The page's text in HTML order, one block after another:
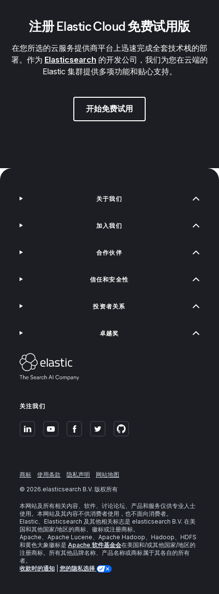
注册 Elastic Cloud 免费试用版
在您所选的云服务提供商平台上迅速完成全套技术栈的部
署。作为 Elasticsearch 的开发公司，我们为您在云端的
Elastic 集群提供多项功能和贴心支持。
开始免费试用
关注我们
关于我们
加入我们
合作伙伴
信任和安全性
投资者关系
卓越奖
商标 使用条款 隐私声明
网站地图
© 2026.elasticsearch B.V. 版权所有
本网站及所有相关内容、软件、讨论论坛、产品和服务仅供专业人士
使用。本网站及其内容不供消费者使用，也不面向消费者。
Elastic、Elasticsearch 及其他相关标志是 elasticsearch B.V. 在美
国和其他国家/地区的商标、徽标或注册商标。
Apache、Apache Lucene、Apache Hadoop、Hadoop、HDFS
和黄色大象徽标是 Apache 软件基金会在美国和/或其他国家/地区的
注册商标。所有其他品牌名称、产品名称或商标属于其各自的所有
者。
收款时的通知
您的隐私选择